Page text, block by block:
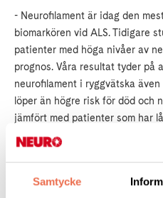
Samtycke
- Neurofilament är idag den
biomarkören vid ALS. Tidigare
patienter med höga nivåer av
prognos. Våra resultat tyder på
neurofilament i ryggvätska
löper än högre risk för död och
jämfört med patienter som har
säger Christoffer Rosén,